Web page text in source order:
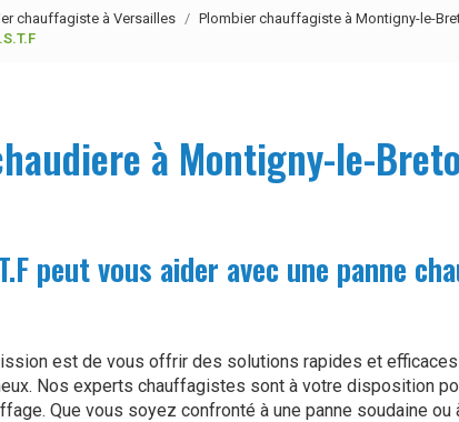
chauffagiste à Versailles
Plombier chauffagiste à Montigny-le-
à Montigny-le-
peut vous aider avec une panne
est de vous offrir des solutions rapides et
. Nos experts chauffagistes sont à votre disposition
Que vous soyez confronté à une panne soudaine